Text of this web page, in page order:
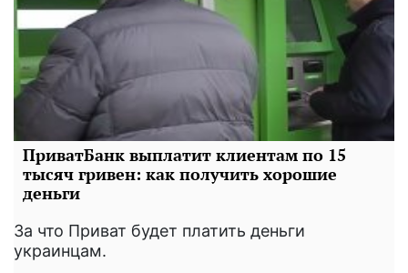
ПриватБанк выплатит клиентам по 15
тысяч гривен: как получить хорошие
деньги
За что Приват будет платить деньги
украинцам.